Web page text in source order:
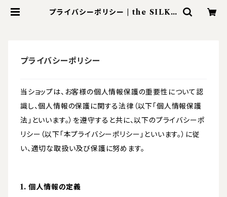
プライバシーポリシー | the SILK s
プライバシーポリシー
当ショップは、お客様の個人情報保護の重要性について認
識し、個人情報の保護に関する法律（以下「個人情報保護
法」といいます。）を遵守すると共に、以下のプライバシーポ
リシー（以下「本プライバシーポリシー」といいます。）に従
い、適切な取扱い及び保護に努めます。
1. 個人情報の定義